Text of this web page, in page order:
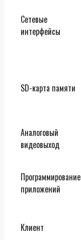
Сетевые
интерфейсы
SD-карта памяти
Аналоговый
видеовыход
Программирование
приложений
Клиент